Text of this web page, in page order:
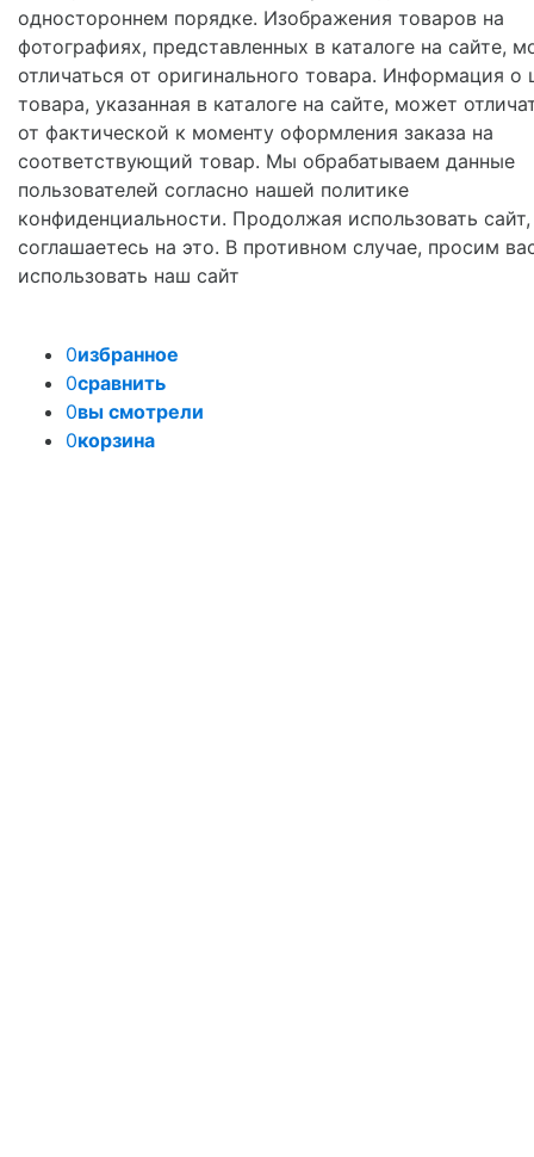
одностороннем порядке. Изображения товаров на
фотографиях, представленных в каталоге на сайте,
отличаться от оригинального товара. Информация о
товара, указанная в каталоге на сайте, может
от фактической к моменту оформления заказа на
соответствующий товар. Мы обрабатываем данные
пользователей согласно нашей политике
конфиденциальности. Продолжая использовать
соглашаетесь на это. В противном случае, просим
использовать наш сайт
0избранное
0сравнить
0вы смотрели
0корзина